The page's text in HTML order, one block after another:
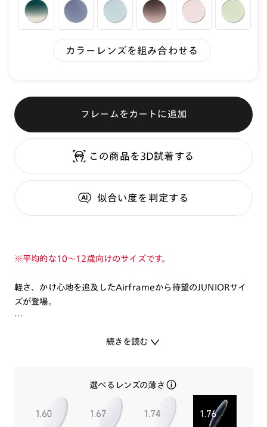
カラーレンズを組み合わせる
フレームをカートに追加
この商品を3D試着する
似合い度を判定する
※平均的な10～12歳向けのサイズです。
軽さ、かけ心地を追及したAirframeから待望のJUNIORサイ
ズが登場。
に、多くの機能を搭載したフレームです。
成長に合わせて、玉型やカラーへのこだわりが増えてくるお子
続きを読む
選べるレンズの薄さ